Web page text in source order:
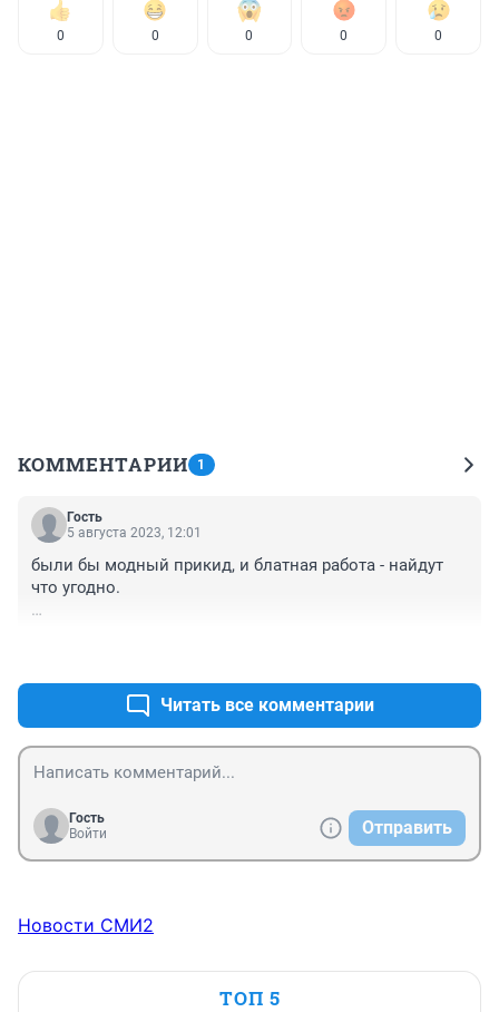
0 0 0 0 0
КОММЕНТАРИИ 1
Гость
5 августа 2023, 12:01
были бы модный прикид, и блатная работа - найдут
что угодно.
Читать все комментарии
Гость
Войти
Отправить
Новости СМИ2
ТОП 5